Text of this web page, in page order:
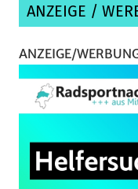
ANZEIGE /
ANZEIGE/